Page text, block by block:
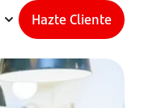
Hazte Cliente